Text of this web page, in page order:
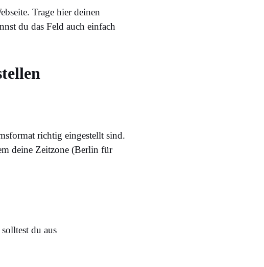
Trage hier deinen
du das Feld auch einfach
richtig eingestellt sind.
deine Zeitzone (Berlin für
du aus